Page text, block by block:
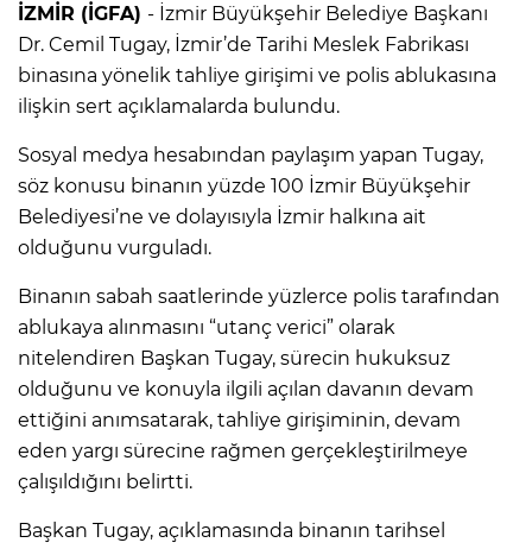
İZMİR (İGFA) - İzmir Büyükşehir Belediye Başkanı
Dr. Cemil Tugay, İzmir’de Tarihi Meslek Fabrikası
binasına yönelik tahliye girişimi ve polis ablukasına
ilişkin sert açıklamalarda bulundu.
Sosyal medya hesabından paylaşım yapan Tugay,
söz konusu binanın yüzde 100 İzmir Büyükşehir
Belediyesi’ne ve dolayısıyla İzmir halkına ait
olduğunu vurguladı.
Binanın sabah saatlerinde yüzlerce polis tarafından
ablukaya alınmasını “utanç verici” olarak
nitelendiren Başkan Tugay, sürecin hukuksuz
olduğunu ve konuyla ilgili açılan davanın devam
ettiğini anımsatarak, tahliye girişiminin, devam
eden yargı sürecine rağmen gerçekleştirilmeye
çalışıldığını belirtti.
Başkan Tugay, açıklamasında binanın tarihsel